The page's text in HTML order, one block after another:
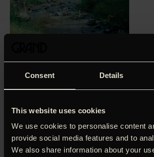
Consent Details
This website uses cookies
We use cookies to personalise content
provide social media features and to
We also share information about your
Thailandske Apichatpong
Cannes er et magisk, til tider helt
vandt 'Juryens pris' i Cannes og blev
som er på besøg hos sin søster i Bogotá.
det sig, at hun var den eneste, som hørte
helt præcis er fat, forstår hverken hun
Jessica må opklare gåden – bl.a.